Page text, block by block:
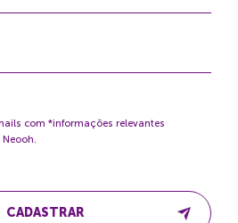
com *informações relevantes
Neooh.
CADASTRAR